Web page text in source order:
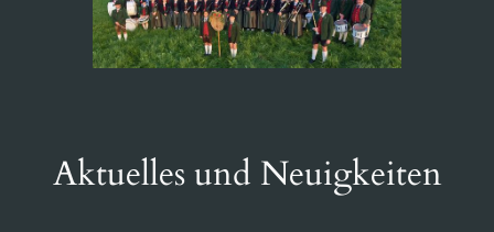
Aktuelles und Neuigkeiten